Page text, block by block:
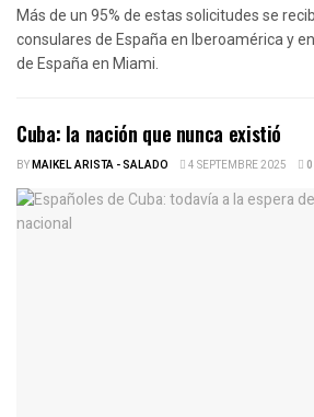
Más de un 95% de estas solicitudes se
consulares de España en Iberoamérica y
de España en Miami.
Cuba: la nación que nunca existió
BYMAIKEL ARISTA - SALADO 4 SEPTEMBRE 2025 0